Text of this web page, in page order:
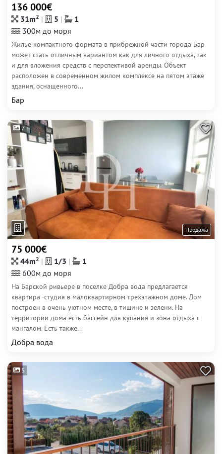
136 000€
31m2 5
1
300м до моря
Жилье компактного формата в прибрежной части города Бар
может стать отличным вариантом как для личного отдыха, так
и для вложения средств с перспективой аренды. Объект
расположен в современном жилом комплексе на пятом этаже
здания, оснащенного...
Бар
7
Продажа
75 000€
44m2 1/3
1
600м до моря
На Барской ривьере в поселке Добра вода предлагается
квартира -студия в малоквартирном трехэтажном доме. Дом
построен в очень уютном месте, в тишине и зелени. На
территории дома есть бассейн для купания и зона отдыха с
мангалом. Есть также...
Добра вода
5